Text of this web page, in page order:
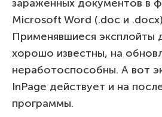
зараженных документов в
Microsoft Word (.doc и
Применявшиеся эксплойты
хорошо известны, на
неработоспособны. А вот
InPage действует и на
программы.